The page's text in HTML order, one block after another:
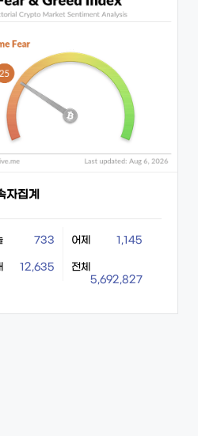
자집계
733 어제 1,145
12,635
전체
5,692,827